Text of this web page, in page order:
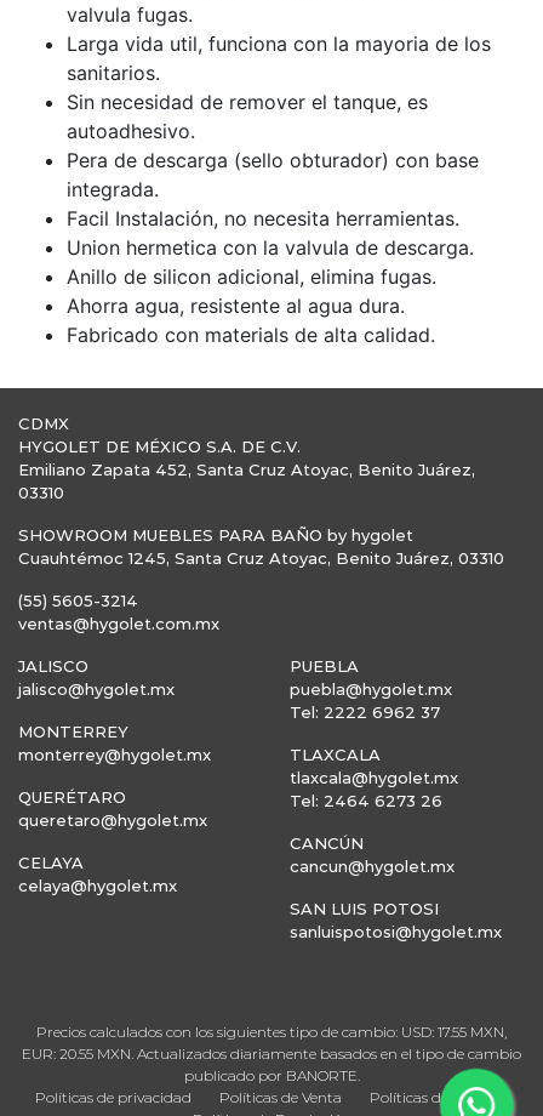
valvula fugas.
Larga vida util, funciona con la mayoria de los
sanitarios.
Sin necesidad de remover el tanque, es
autoadhesivo.
Pera de descarga (sello obturador) con base
integrada.
Facil Instalación, no necesita herramientas.
Union hermetica con la valvula de descarga.
Anillo de silicon adicional, elimina fugas.
Ahorra agua, resistente al agua dura.
Fabricado con materials de alta calidad.
CDMX
HYGOLET DE MÉXICO S.A. DE C.V.
Emiliano Zapata 452, Santa Cruz Atoyac, Benito Juárez,
03310
SHOWROOM MUEBLES PARA BAÑO by hygolet
Cuauhtémoc 1245, Santa Cruz Atoyac, Benito Juárez, 03310
(55) 5605-3214
ventas@hygolet.com.mx
JALISCO
jalisco@hygolet.mx
MONTERREY
monterrey@hygolet.mx
QUERÉTARO
queretaro@hygolet.mx
CELAYA
celaya@hygolet.mx
PUEBLA
puebla@hygolet.mx
Tel: 2222 6962 37
TLAXCALA
tlaxcala@hygolet.mx
Tel: 2464 6273 26
CANCÚN
cancun@hygolet.mx
SAN LUIS POTOSI
sanluispotosi@hygolet.mx
Precios calculados con los siguientes tipo de cambio: USD: 17.55 MXN,
EUR: 20.55 MXN. Actualizados diariamente basados en el tipo de cambio
publicado por BANORTE.
Políticas de privacidad
Políticas de Venta
Políticas de Entrega